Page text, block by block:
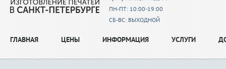
ПН-ПТ: 10:00-19:00
СБ-ВС: ВЫХОДНОЙ
ГЛАВНАЯ ЦЕНЫ ИНФОРМАЦИЯ УСЛУГИ